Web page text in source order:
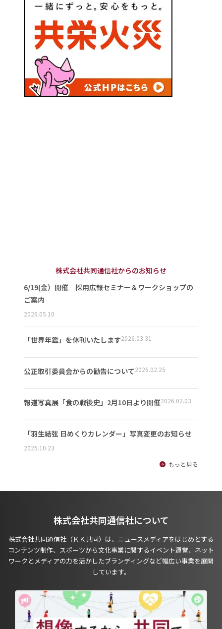
株式会社共同通信社からのお知らせ
6/19(金）開催 採用広報セミナー＆ワークショップの
ご案内
2026.05.10
「世界年鑑」を休刊いたします2026.03.31
公正取引委員会からの勧告について2026.02.25
報道写真展「食の戦後史」2月10日より開催2026.02.03
「羽生結弦 日めくりカレンダー」写真変更のお知らせ
2025.10.23
もっと見る
株式会社共同通信社について
株式会社共同通信社（ＫＫ共同）は、ニュースメディアをはじめとする
コンテンツ制作、スポーツから文化事業に関するイベント運営、ネット
ワークとメディアの力を活かしたブランディングなど幅広い事業を展開
しています。